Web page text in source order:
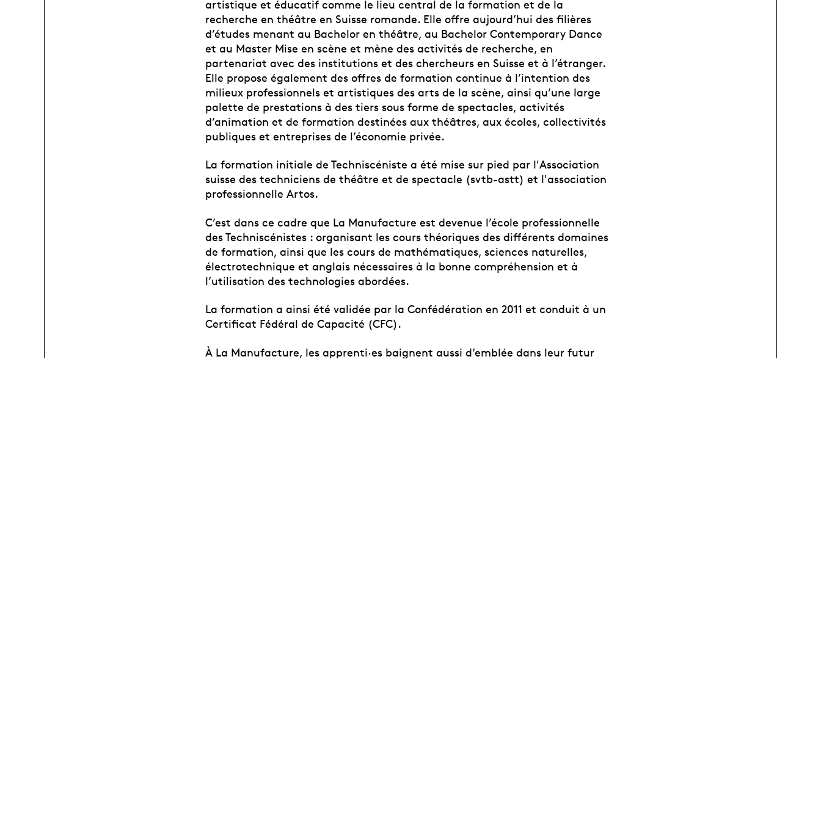
artistique et éducatif comme le lieu central de la formation et de la
recherche en théâtre en Suisse romande. Elle offre aujourd’hui des filières
d’études menant au Bachelor en théâtre, au Bachelor Contemporary Dance
et au Master Mise en scène et mène des activités de recherche, en
partenariat avec des institutions et des chercheurs en Suisse et à l’étranger.
Elle propose également des offres de formation continue à l’intention des
milieux professionnels et artistiques des arts de la scène, ainsi qu’une large
palette de prestations à des tiers sous forme de spectacles, activités
d’animation et de formation destinées aux théâtres, aux écoles, collectivités
publiques et entreprises de l’économie privée.
La formation initiale de Techniscéniste a été mise sur pied par l'Association
suisse des techniciens de théâtre et de spectacle (svtb-astt) et l'association
professionnelle Artos.
C’est dans ce cadre que La Manufacture est devenue l’école professionnelle
des Techniscénistes : organisant les cours théoriques des différents domaines
de formation, ainsi que les cours de mathématiques, sciences naturelles,
électrotechnique et anglais nécessaires à la bonne compréhension et à
l’utilisation des technologies abordées.
La formation a ainsi été validée par la Confédération en 2011 et conduit à un
Certificat Fédéral de Capacité (CFC).
À La Manufacture, les apprenti·es baignent aussi d’emblée dans leur futur